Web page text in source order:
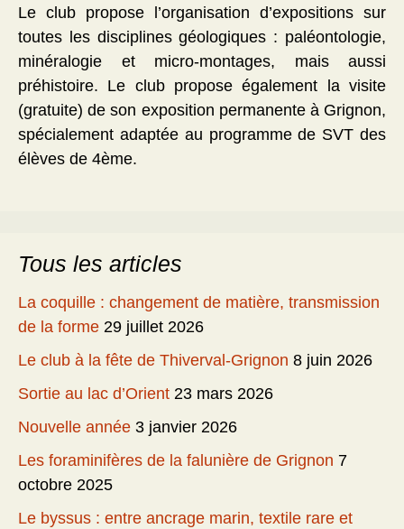
Le club propose l’organisation d’expositions sur
toutes les disciplines géologiques : paléontologie,
minéralogie et micro-montages, mais aussi
préhistoire. Le club propose également la visite
(gratuite) de son exposition permanente à Grignon,
spécialement adaptée au programme de SVT des
élèves de 4ème.
Tous les articles
La coquille : changement de matière, transmission
de la forme 29 juillet 2026
Le club à la fête de Thiverval-Grignon 8 juin 2026
Sortie au lac d’Orient 23 mars 2026
Nouvelle année 3 janvier 2026
Les foraminifères de la falunière de Grignon 7
octobre 2025
Le byssus : entre ancrage marin, textile rare et